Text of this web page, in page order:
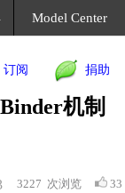
Model Center
订阅 捐助
机制
3227 次浏览 33